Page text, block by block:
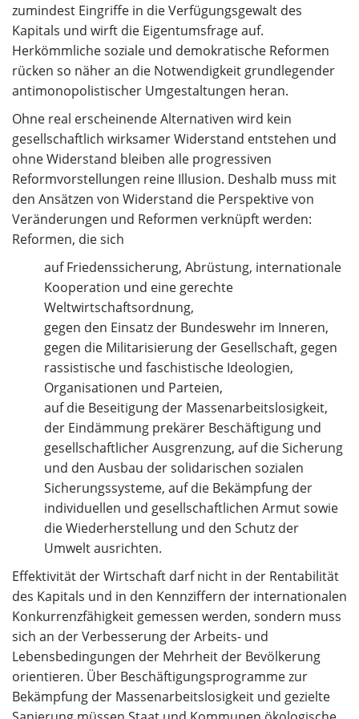
zumindest Eingriffe in die Verfügungsgewalt des
Kapitals und wirft die Eigentumsfrage auf.
Herkömmliche soziale und demokratische Reformen
rücken so näher an die Notwendigkeit grundlegender
antimonopolistischer Umgestaltungen heran.
Ohne real erscheinende Alternativen wird kein
gesellschaftlich wirksamer Widerstand entstehen und
ohne Widerstand bleiben alle progressiven
Reformvorstellungen reine Illusion. Deshalb muss mit
den Ansätzen von Widerstand die Perspektive von
Veränderungen und Reformen verknüpft werden:
Reformen, die sich
auf Friedenssicherung, Abrüstung, internationale
Kooperation und eine gerechte
Weltwirtschaftsordnung,
gegen den Einsatz der Bundeswehr im Inneren,
gegen die Militarisierung der Gesellschaft, gegen
rassistische und faschistische Ideologien,
Organisationen und Parteien,
auf die Beseitigung der Massenarbeitslosigkeit,
der Eindämmung prekärer Beschäftigung und
gesellschaftlicher Ausgrenzung, auf die Sicherung
und den Ausbau der solidarischen sozialen
Sicherungssysteme, auf die Bekämpfung der
individuellen und gesellschaftlichen Armut sowie
die Wiederherstellung und den Schutz der
Umwelt ausrichten.
Effektivität der Wirtschaft darf nicht in der Rentabilität
des Kapitals und in den Kennziffern der internationalen
Konkurrenzfähigkeit gemessen werden, sondern muss
sich an der Verbesserung der Arbeits- und
Lebensbedingungen der Mehrheit der Bevölkerung
orientieren. Über Beschäftigungsprogramme zur
Bekämpfung der Massenarbeitslosigkeit und gezielte